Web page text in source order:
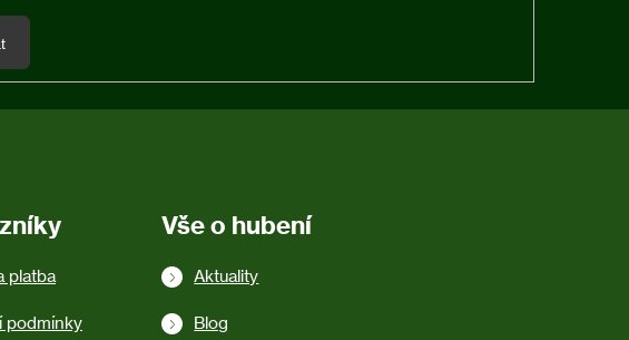
platba
podmínky
Vše o hubení
Aktuality
Blog